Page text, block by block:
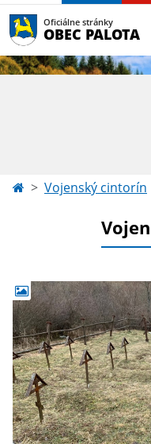
Oficiálne stránky
OBEC PALOTA
Vojenský cintorín